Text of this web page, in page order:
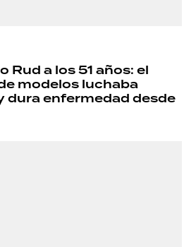
Rud a los 51 años: el
modelos luchaba
dura enfermedad desde